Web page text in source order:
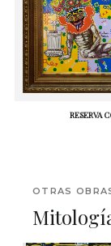
RESERVA
OTRAS